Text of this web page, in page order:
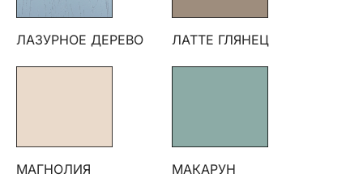
ЛАЗУРНОЕ ДЕРЕВО ЛАТТЕ ГЛЯНЕЦ
МАГНОЛИЯ МАКАРУН